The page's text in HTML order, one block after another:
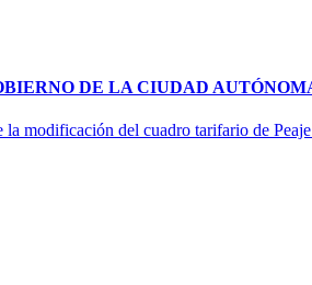
DE LA CIUDAD
la modificación del cuadro tarifario de